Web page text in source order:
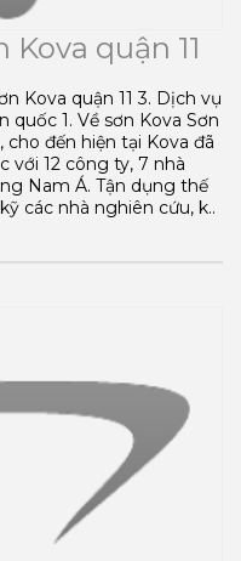
quận 11
Kova quận 11 3. Dịch vụ
quốc 1. Về sơn Kova Sơn
đến hiện tại Kova đã
với 12 công ty, 7 nhà
Nam Á. Tận dụng thế
các nhà nghiên cứu, k..